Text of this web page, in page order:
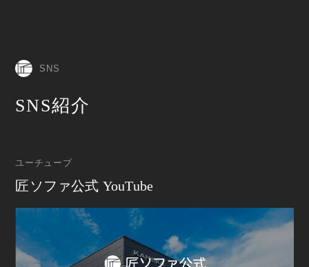
SNS
SNS紹介
ユーチューブ
匠ソファ公式 YouTube